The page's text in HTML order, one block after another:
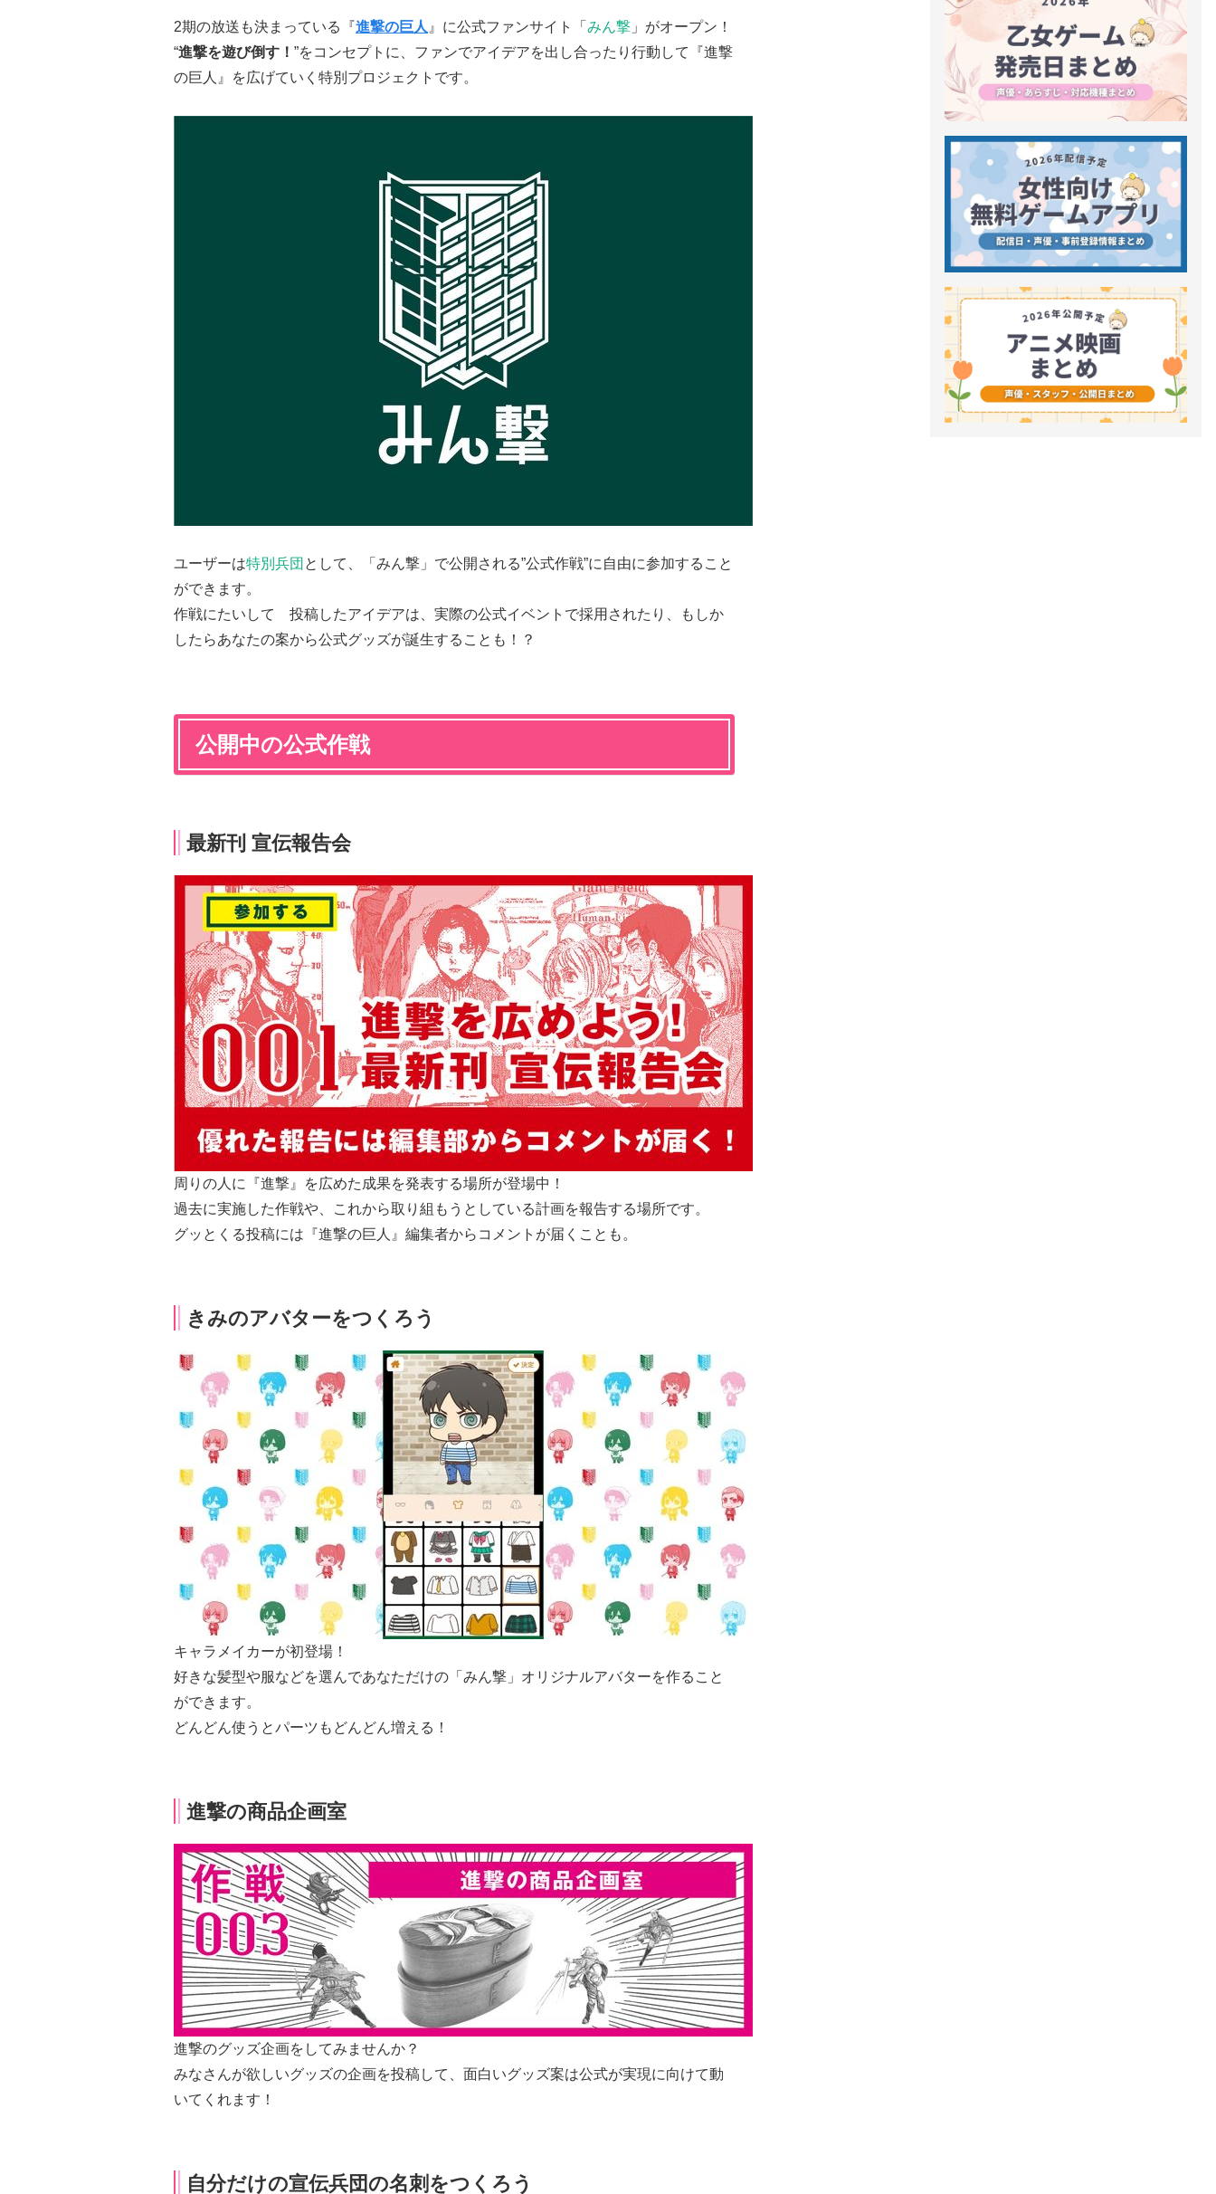
2期の放送も決まっている『進撃の巨人 』に公式ファンサイト「 みん撃 」がオープン！
“進撃を遊び倒す！ ”をコンセプトに、ファンでアイデアを出し合ったり行動して『進撃
の巨人』を広げていく特別プロジェクトです。
ユーザーは特別兵団 として、「みん撃」で公開される”公式作戦”に自由に参加すること
ができます。
作戦にたいして 投稿したアイデアは、実際の公式イベントで採用されたり、もしか
したらあなたの案から公式グッズが誕生することも！？
公開中の公式作戦
最新刊 宣伝報告会
周りの人に『進撃』を広めた成果を発表する場所が登場中！
過去に実施した作戦や、これから取り組もうとしている計画を報告する場所です。
グッとくる投稿には『進撃の巨人』編集者からコメントが届くことも。
きみのアバターをつくろう
キャラメイカーが初登場！
好きな髪型や服などを選んであなただけの「みん撃」オリジナルアバターを作ること
ができます。
どんどん使うとパーツもどんどん増える！
進撃の商品企画室
進撃のグッズ企画をしてみませんか？
みなさんが欲しいグッズの企画を投稿して、面白いグッズ案は公式が実現に向けて動
いてくれます！
自分だけの宣伝兵団の名刺をつくろう